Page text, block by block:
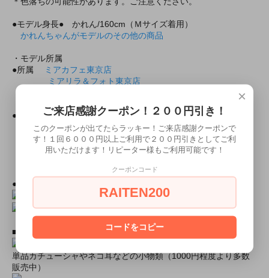
●モデル身長● かれん/160cm（Ｍサイズ着用）
かれんちゃんがモデルのその他の商品
・モデル所属
●所属
ミアカフェ東京店
ミアリラ＆フォト東京店
ミアカフェ＆フォト大阪店
●ミアコスの所属モデルと上記の店舗で会えちゃいます！
・出勤情報（モデルさんが出勤していれば会えるかも！？）
ミアカフェ・ミアリラ＆フォト東京店共通
●上記モデルの撮影随時受付中！
■おすすめオプション小物類■
単品カチューシャやネコ耳などの小物類（1000円程度より多数
販売中）
×
ご来店感謝クーポン！２００円引き！
このクーポンが出てたらラッキー！ご来店感謝クーポンで
す！１回６０００円以上ご利用で２００円引きとしてご利
用いただけます！リピーター様もご利用可能です！
クーポンコード
RAITEN200
コードをコピー